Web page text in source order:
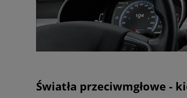
Światła przeciwmgłowe -